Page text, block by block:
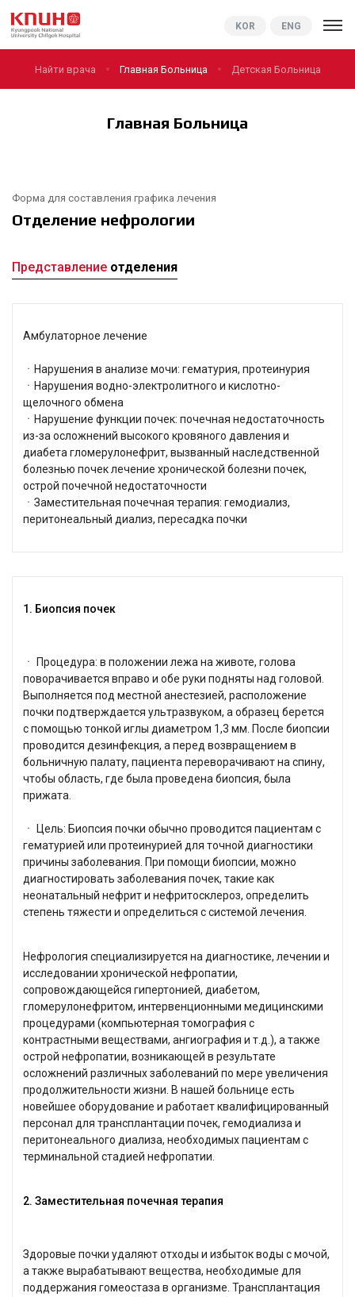
KNUCH
KOR ENG
Найти врача Главная Больница Детская Больница
Главная Больница
Форма для составления графика лечения
Отделение нефрологии
Представление отделения
Амбулаторное лечение
ㆍНарушения в анализе мочи: гематурия, протеинурия
ㆍНарушения водно-электролитного и кислотно-
щелочного обмена
ㆍНарушение функции почек: почечная недостаточность
из-за осложнений высокого кровяного давления и
диабета гломерулонефрит, вызванный наследственной
болезнью почек лечение хронической болезни почек,
острой почечной недостаточности
ㆍЗаместительная почечная терапия: гемодиализ,
перитонеальный диализ, пересадка почки
1. Биопсия почек
ㆍ Процедура: в положении лежа на животе, голова
поворачивается вправо и обе руки подняты над головой.
Выполняется под местной анестезией, расположение
почки подтверждается ультразвуком, а образец берется
с помощью тонкой иглы диаметром 1,3 мм. После биопсии
проводится дезинфекция, а перед возвращением в
больничную палату, пациента переворачивают на спину,
чтобы область, где была проведена биопсия, была
прижата.
ㆍ Цель: Биопсия почки обычно проводится пациентам с
гематурией или протеинурией для точной диагностики
причины заболевания. При помощи биопсии, можно
диагностировать заболевания почек, такие как
неонатальный нефрит и нефритосклероз, определить
степень тяжести и определиться с системой лечения.
Нефрология специализируется на диагностике, лечении и
исследовании хронической нефропатии,
сопровождающейся гипертонией, диабетом,
гломерулонефритом, интервенционными медицинскими
процедурами (компьютерная томография с
контрастными веществами, ангиография и т.д.), а также
острой нефропатии, возникающей в результате
осложнений различных заболеваний по мере увеличения
продолжительности жизни. В нашей больнице есть
новейшее оборудование и работает квалифицированный
персонал для трансплантации почек, гемодиализа и
перитонеального диализа, необходимых пациентам с
терминальной стадией нефропатии.
2. Заместительная почечная терапия
Здоровые почки удаляют отходы и избыток воды с мочой,
а также вырабатывают вещества, необходимые для
поддержания гомеостаза в организме. Трансплантация